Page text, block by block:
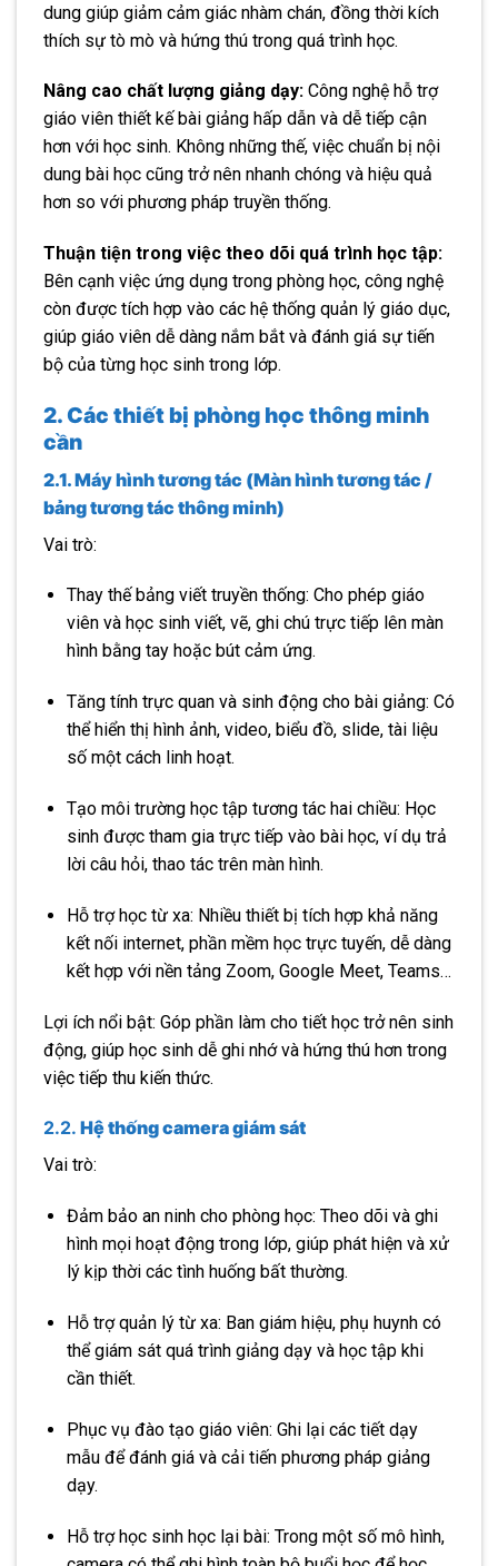
dung giúp giảm cảm giác nhàm chán, đồng thời kích
thích sự tò mò và hứng thú trong quá trình học.
Nâng cao chất lượng giảng dạy: Công nghệ hỗ trợ
giáo viên thiết kế bài giảng hấp dẫn và dễ tiếp cận
hơn với học sinh. Không những thế, việc chuẩn bị nội
dung bài học cũng trở nên nhanh chóng và hiệu quả
hơn so với phương pháp truyền thống.
Thuận tiện trong việc theo dõi quá trình học tập:
Bên cạnh việc ứng dụng trong phòng học, công nghệ
còn được tích hợp vào các hệ thống quản lý giáo dục,
giúp giáo viên dễ dàng nắm bắt và đánh giá sự tiến
bộ của từng học sinh trong lớp.
2. Các thiết bị phòng học thông minh
cần
2.1. Máy hình tương tác (Màn hình tương tác /
bảng tương tác thông minh)
Vai trò:
Thay thế bảng viết truyền thống: Cho phép giáo
viên và học sinh viết, vẽ, ghi chú trực tiếp lên màn
hình bằng tay hoặc bút cảm ứng.
Tăng tính trực quan và sinh động cho bài giảng: Có
thể hiển thị hình ảnh, video, biểu đồ, slide, tài liệu
số một cách linh hoạt.
Tạo môi trường học tập tương tác hai chiều: Học
sinh được tham gia trực tiếp vào bài học, ví dụ trả
lời câu hỏi, thao tác trên màn hình.
Hỗ trợ học từ xa: Nhiều thiết bị tích hợp khả năng
kết nối internet, phần mềm học trực tuyến, dễ dàng
kết hợp với nền tảng Zoom, Google Meet, Teams…
Lợi ích nổi bật: Góp phần làm cho tiết học trở nên sinh
động, giúp học sinh dễ ghi nhớ và hứng thú hơn trong
việc tiếp thu kiến thức.
2.2. Hệ thống camera giám sát
Vai trò:
Đảm bảo an ninh cho phòng học: Theo dõi và ghi
hình mọi hoạt động trong lớp, giúp phát hiện và xử
lý kịp thời các tình huống bất thường.
Hỗ trợ quản lý từ xa: Ban giám hiệu, phụ huynh có
thể giám sát quá trình giảng dạy và học tập khi
cần thiết.
Phục vụ đào tạo giáo viên: Ghi lại các tiết dạy
mẫu để đánh giá và cải tiến phương pháp giảng
dạy.
Hỗ trợ học sinh học lại bài: Trong một số mô hình,